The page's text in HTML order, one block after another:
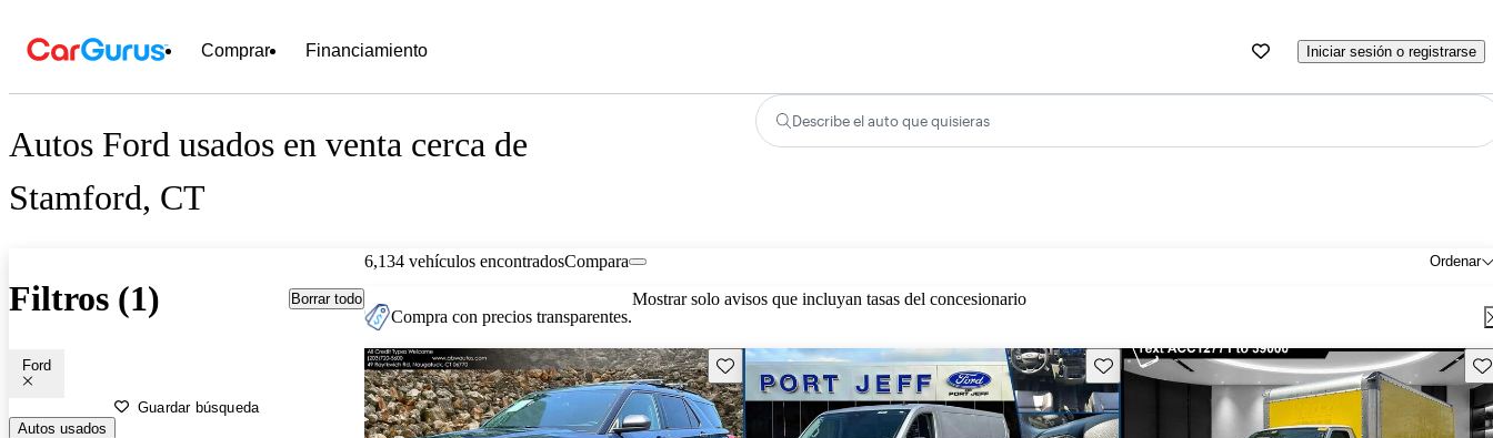
Comprar Financiamiento Iniciar sesión o registrarse
Autos Ford usados en venta cerca de
Stamford, CT
Describe el auto que quisieras
Filtros (1) Borrar todo
Ford
Guardar búsqueda
Autos usados
6,134 vehículos encontrados Ordenar
Compara
Compra con precios transparentes.
Mostrar solo avisos que incluyan tasas del concesionario
Guarda este Aviso Guarda este Aviso